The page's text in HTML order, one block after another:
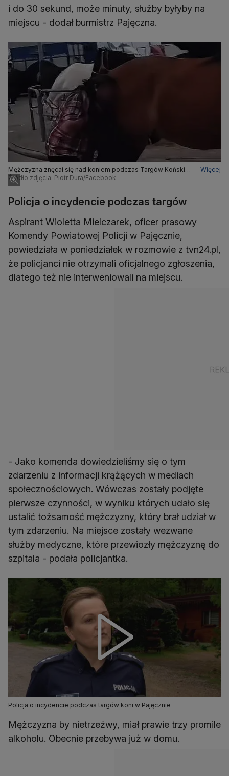
i do 30 sekund, może minuty, służby byłyby na
miejscu - dodał burmistrz Pajęczna.
Mężczyzna znęcał się nad koniem podczas Targów Końskich
w Pajęcznie
Więcej
Źródło zdjęcia: Piotr Dura/Facebook
Policja o incydencie podczas targów
Aspirant Wioletta Mielczarek, oficer prasowy
Komendy Powiatowej Policji w Pajęcznie,
powiedziała w poniedziałek w rozmowie z tvn24.pl,
że policjanci nie otrzymali oficjalnego zgłoszenia,
dlatego też nie interweniowali na miejscu.
- Jako komenda dowiedzieliśmy się o tym
zdarzeniu z informacji krążących w mediach
społecznościowych. Wówczas zostały podjęte
pierwsze czynności, w wyniku których udało się
ustalić tożsamość mężczyzny, który brał udział w
tym zdarzeniu. Na miejsce zostały wezwane
służby medyczne, które przewiozły mężczyznę do
szpitala - podała policjantka.
Policja o incydencie podczas targów koni w Pajęcznie
Mężczyzna by nietrzeźwy, miał prawie trzy promile
alkoholu. Obecnie przebywa już w domu.